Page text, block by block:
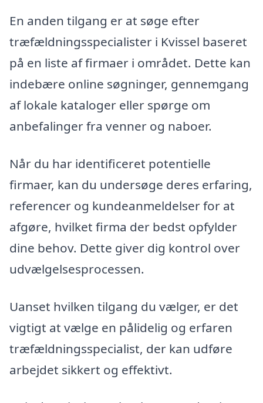
En anden tilgang er at søge efter
træfældningsspecialister i Kvissel baseret
på en liste af firmaer i området. Dette kan
indebære online søgninger, gennemgang
af lokale kataloger eller spørge om
anbefalinger fra venner og naboer.
Når du har identificeret potentielle
firmaer, kan du undersøge deres erfaring,
referencer og kundeanmeldelser for at
afgøre, hvilket firma der bedst opfylder
dine behov. Dette giver dig kontrol over
udvælgelsesprocessen.
Uanset hvilken tilgang du vælger, er det
vigtigt at vælge en pålidelig og erfaren
træfældningsspecialist, der kan udføre
arbejdet sikkert og effektivt.